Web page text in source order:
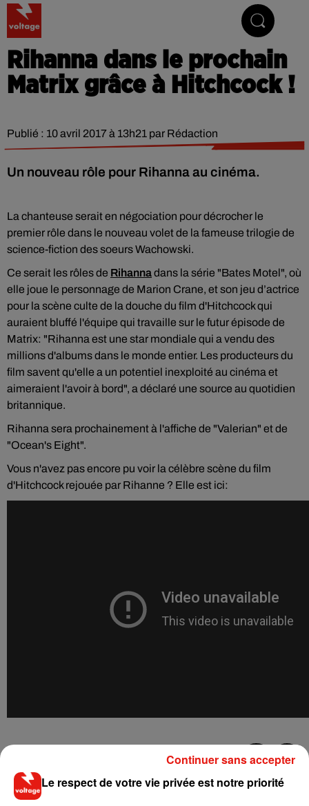
Rihanna dans le prochain
Matrix grâce à Hitchcock !
Publié : 10 avril 2017 à 13h21 par Rédaction
Un nouveau rôle pour Rihanna au cinéma.
La chanteuse serait en négociation pour décrocher le
premier rôle dans le nouveau volet de la fameuse trilogie de
science-fiction des soeurs Wachowski.
Ce serait les rôles de Rihannadans la série "Bates Motel", où
elle joue le personnage de Marion Crane, et son jeu d’actrice
pour la scène culte de la douche du film d'Hitchcock qui
auraient bluffé l'équipe qui travaille sur le futur épisode de
Matrix: "Rihanna est une star mondiale qui a vendu des
millions d'albums dans le monde entier. Les producteurs du
film savent qu'elle a un potentiel inexploité au cinéma et
aimeraient l'avoir à bord", a déclaré une source au quotidien
britannique.
Rihanna sera prochainement à l'affiche de "Valerian" et de
"Ocean's Eight".
Vous n'avez pas encore pu voir la célèbre scène du film
d'Hitchcock rejouée par Rihanne ? Elle est ici:
MusiqueLe respect de votre vie privée est notre priorité
Continuer sans accepter